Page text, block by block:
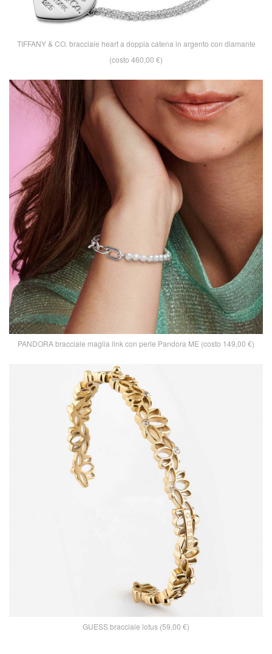
TIFFANY & CO. bracciale heart a doppia catena in argento con diamante
(costo 460,00 €)
PANDORA bracciale maglia link con perle Pandora ME (costo 149,00 €)
GUESS bracciale lotus (59,00 €)